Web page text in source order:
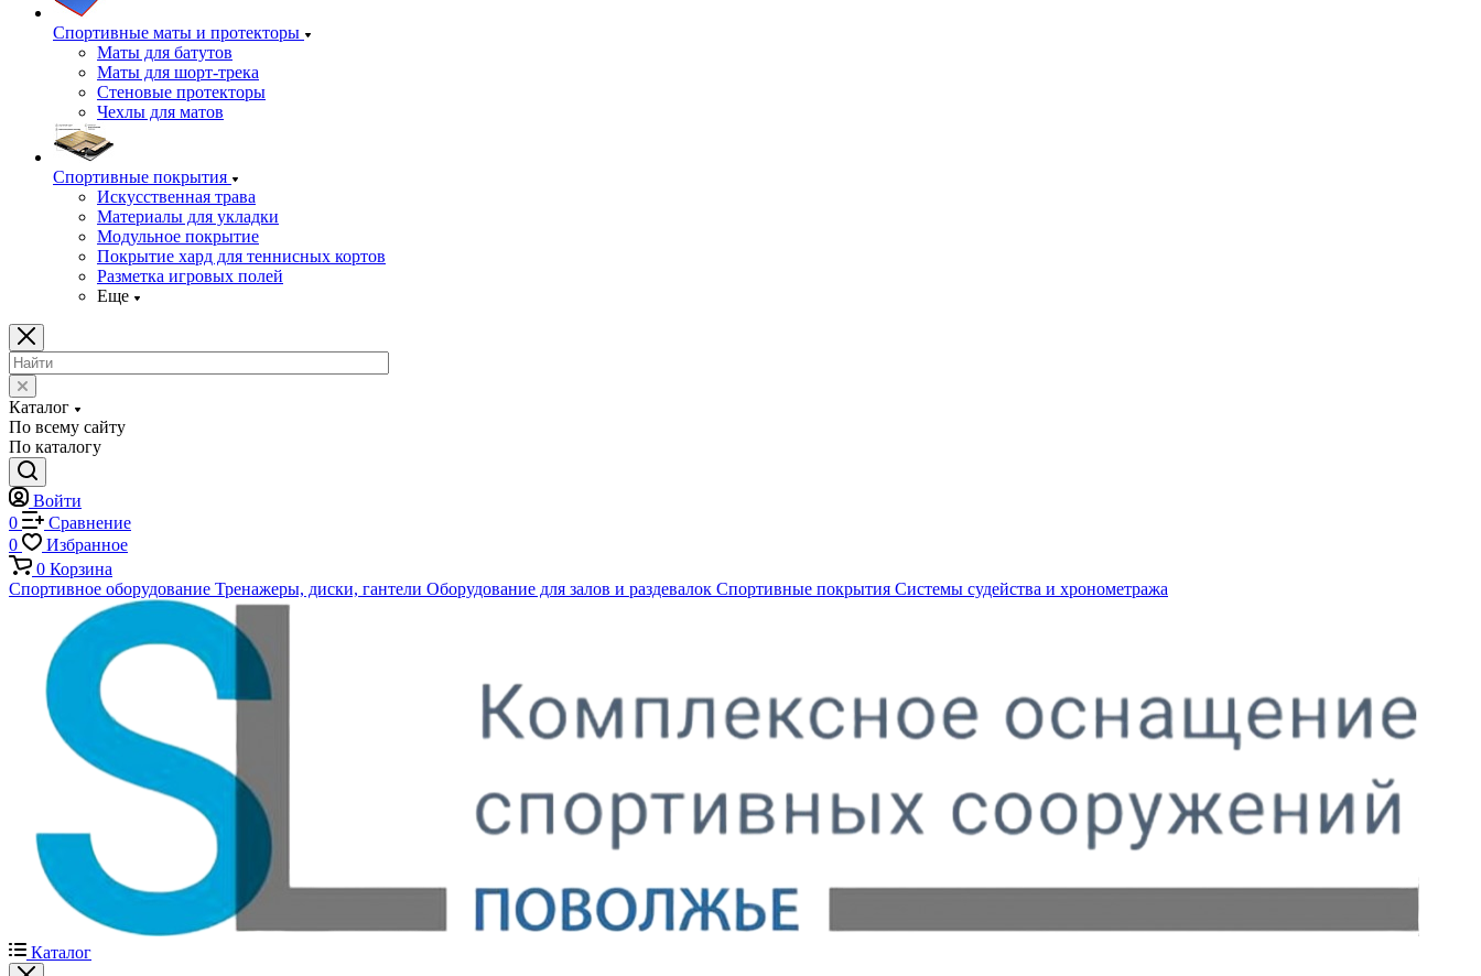
Спортивные маты и протекторы
Маты для батутов
Маты для шорт-трека
Стеновые протекторы
Чехлы для матов
Спортивные покрытия
Искусственная трава
Материалы для укладки
Модульное покрытие
Покрытие хард для теннисных кортов
Разметка игровых полей
Еще
Каталог
По всему сайту
По каталогу
Войти
0
Сравнение
0
Избранное
0 Корзина
Спортивное оборудование Тренажеры, диски, гантели Оборудование для залов и раздевалок Спортивные покрытия Системы судейства и хронометража
Каталог